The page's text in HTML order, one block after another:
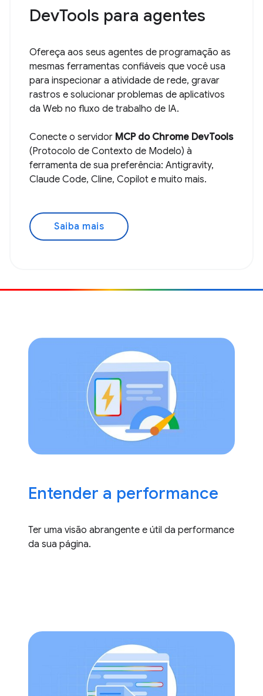
DevTools para agentes
Ofereça aos seus agentes de programação as
mesmas ferramentas confiáveis que você usa
para inspecionar a atividade de rede, gravar
rastros e solucionar problemas de aplicativos
da Web no fluxo de trabalho de IA.
Conecte o servidor MCP do Chrome DevTools
(Protocolo de Contexto de Modelo) à
ferramenta de sua preferência: Antigravity,
Claude Code, Cline, Copilot e muito mais.
Saiba mais
Entender a performance
Ter uma visão abrangente e útil da performance
da sua página.